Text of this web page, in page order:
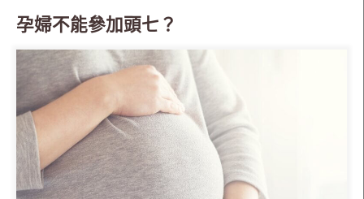
孕婦不能參加頭七？